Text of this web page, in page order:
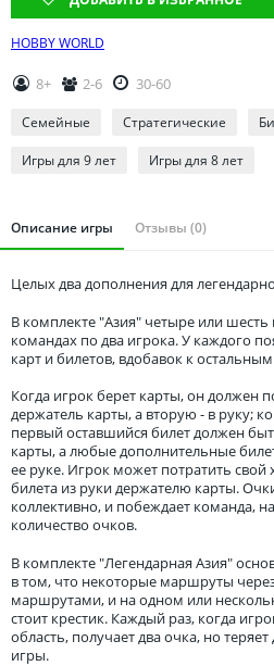
Томская область
Тюменская область
HOBBY WORLD
8+ 2-6 30-60
Семейные Стратегические
Игры для 9 лет Игры для 8 лет
Описание игры Отзывы (0)
Целых два дополнения для
В комплекте "Азия" четыре или шесть
командах по два игрока. У каждого
карт и билетов, вдобавок к
Когда игрок берет карты, он должен
держатель карты, а вторую - в руку;
первый оставшийся билет должен
карты, а любые дополнительные
ее руке. Игрок может потратить свой
билета из руки держателю карты.
коллективно, и побеждает команда,
количество очков.
В комплекте "Легендарная Азия"
в том, что некоторые маршруты
маршрутами, и на одном или
стоит крестик. Каждый раз, когда
область, получает два очка, но
игры.